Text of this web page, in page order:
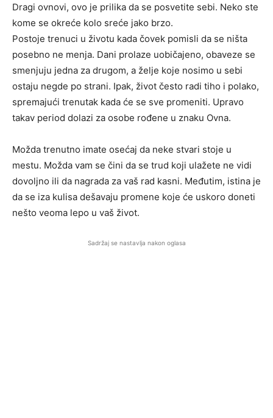
Dragi ovnovi, ovo je prilika da se posvetite sebi. Neko ste
kome se okreće kolo sreće jako brzo.
Postoje trenuci u životu kada čovek pomisli da se ništa
posebno ne menja. Dani prolaze uobičajeno, obaveze se
smenjuju jedna za drugom, a želje koje nosimo u sebi
ostaju negde po strani. Ipak, život često radi tiho i polako,
spremajući trenutak kada će se sve promeniti. Upravo
takav period dolazi za osobe rođene u znaku Ovna.
Možda trenutno imate osećaj da neke stvari stoje u
mestu. Možda vam se čini da se trud koji ulažete ne vidi
dovoljno ili da nagrada za vaš rad kasni. Međutim, istina je
da se iza kulisa dešavaju promene koje će uskoro doneti
nešto veoma lepo u vaš život.
Sadržaj se nastavlja nakon oglasa